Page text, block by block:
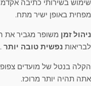
שימוש בשירותי כתיבה
מפחית באופן ישיר מתח.
ניהול זמן משופר מגביר את
לבריאות נפשית טובה יותר .
הקלה בנטל של מועדים
אתה תהיה יותר מרוכז.